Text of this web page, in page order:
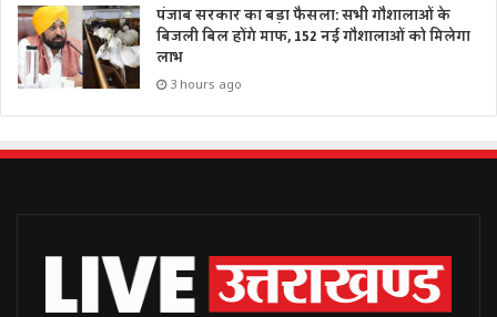
पंजाब सरकार का बड़ा फैसला: सभी गौशालाओं के
बिजली बिल होंगे माफ, 152 नई गौशालाओं को मिलेगा
लाभ
3 hours ago